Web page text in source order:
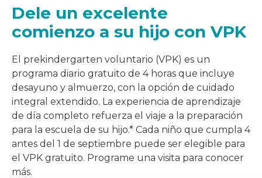
Dele un excelente
comienzo a su hijo con VPK
El prekindergarten voluntario (VPK) es un
programa diario gratuito de 4 horas que incluye
desayuno y almuerzo, con la opción de cuidado
integral extendido. La experiencia de aprendizaje
de día completo refuerza el viaje a la preparación
para la escuela de su hijo.* Cada niño que cumpla 4
antes del 1 de septiembre puede ser elegible para
el VPK gratuito. Programe una visita para conocer
más.